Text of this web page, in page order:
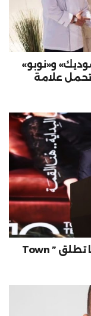
. «سوديك» و«نوبو»
علامة
بعد نجاح مشروعاتها بالعاصمة.. مزايا تطلق ” Town